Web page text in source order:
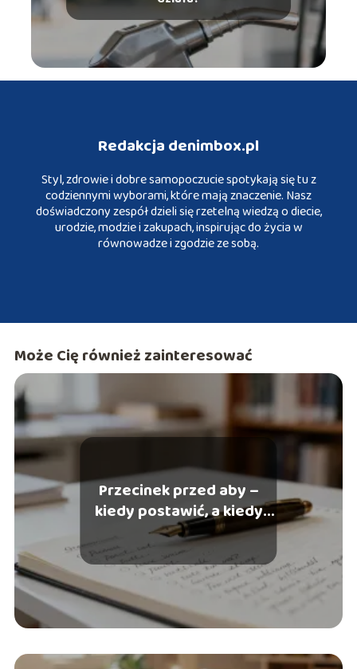
Redakcja denimbox.pl
Styl, zdrowie i dobre samopoczucie spotykają się tu z
codziennymi wyborami, które mają znaczenie. Nasz
doświadczony zespół dzieli się rzetelną wiedzą o diecie,
urodzie, modzie i zakupach, inspirując do życia w
równowadze i zgodzie ze sobą.
Może Cię również zainteresować
Przecinek przed aby –
kiedy postawić, a kiedy
pominąć?